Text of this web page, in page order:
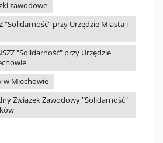
zawodowe
"Solidarność" przy Urzędzie Miasta i
"Solidarność" przy Urzędzie
w Miechowie
Związek Zawodowy "Solidarność"